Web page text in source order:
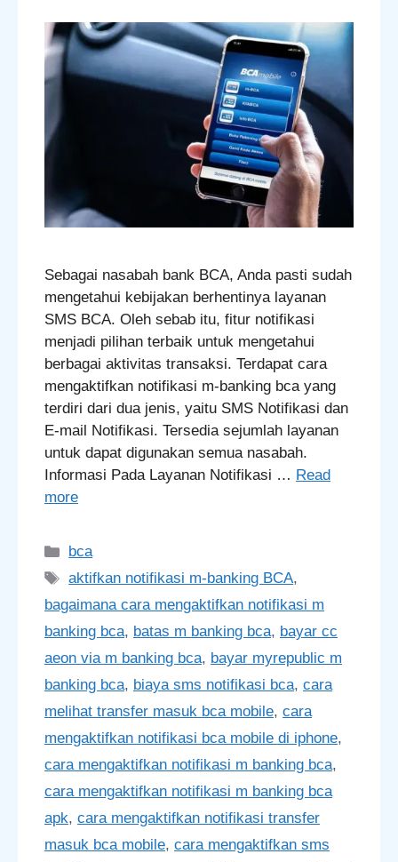
Sebagai nasabah bank BCA, Anda pasti sudah
mengetahui kebijakan berhentinya layanan
SMS BCA. Oleh sebab itu, fitur notifikasi
menjadi pilihan terbaik untuk mengetahui
berbagai aktivitas transaksi. Terdapat cara
mengaktifkan notifikasi m-banking bca yang
terdiri dari dua jenis, yaitu SMS Notifikasi dan
E-mail Notifikasi. Tersedia sejumlah layanan
untuk dapat digunakan semua nasabah.
Informasi Pada Layanan Notifikasi … Read
more
Categories
bca
Tags
aktifkan notifikasi m-banking BCA,
bagaimana cara mengaktifkan notifikasi m
banking bca, batas m banking bca, bayar cc
aeon via m banking bca, bayar myrepublic m
banking bca, biaya sms notifikasi bca, cara
melihat transfer masuk bca mobile, cara
mengaktifkan notifikasi bca mobile di iphone,
cara mengaktifkan notifikasi m banking bca,
cara mengaktifkan notifikasi m banking bca
apk, cara mengaktifkan notifikasi transfer
masuk bca mobile, cara mengaktifkan sms